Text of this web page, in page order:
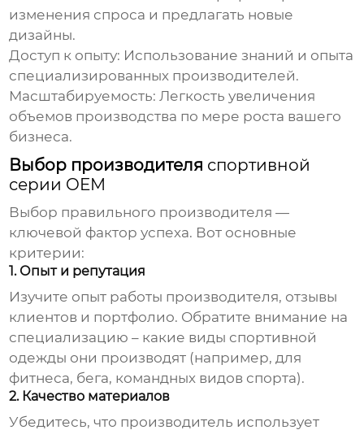
изменения спроса и предлагать новые
дизайны.
Доступ к опыту: Использование знаний и опыта
специализированных производителей.
Масштабируемость: Легкость увеличения
объемов производства по мере роста вашего
бизнеса.
Выбор производителя спортивной
серии OEM
Выбор правильного производителя —
ключевой фактор успеха. Вот основные
критерии:
1. Опыт и репутация
Изучите опыт работы производителя, отзывы
клиентов и портфолио. Обратите внимание на
специализацию – какие виды спортивной
одежды они производят (например, для
фитнеса, бега, командных видов спорта).
2. Качество материалов
Убедитесь, что производитель использует